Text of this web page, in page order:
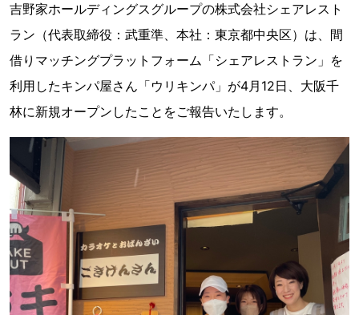
吉野家ホールディングスグループの株式会社シェアレスト
ラン（代表取締役：武重準、本社：東京都中央区）は、間
借りマッチングプラットフォーム「シェアレストラン」を
利用したキンパ屋さん「ウリキンパ」が4月12日、大阪千
林に新規オープンしたことをご報告いたします。